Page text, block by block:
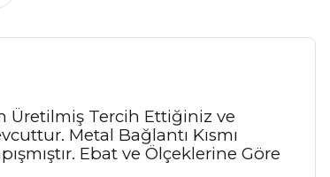
Üretilmiş Tercih Ettiğiniz ve
Metal Bağlantı Kısmı
Ebat ve Ölçeklerine Göre